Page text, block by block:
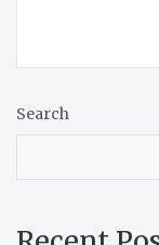
Search